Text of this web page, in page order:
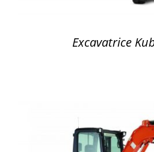
Excavatrice